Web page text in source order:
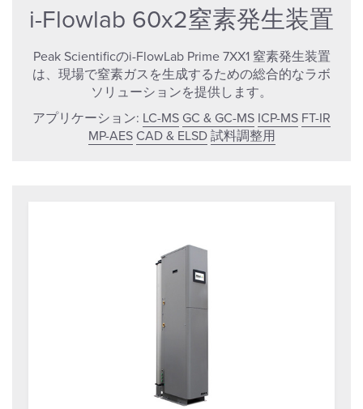
i-Flowlab 60x2窒素発生装置
Peak Scientificのi-FlowLab Prime 7XX1 窒素発生装置
は、現場で窒素ガスを生成するための総合的なラボ
ソリューションを提供します。
アプリケーション: LC-MS GC & GC-MS ICP-MS FT-IR
MP-AES CAD & ELSD 試料調整用